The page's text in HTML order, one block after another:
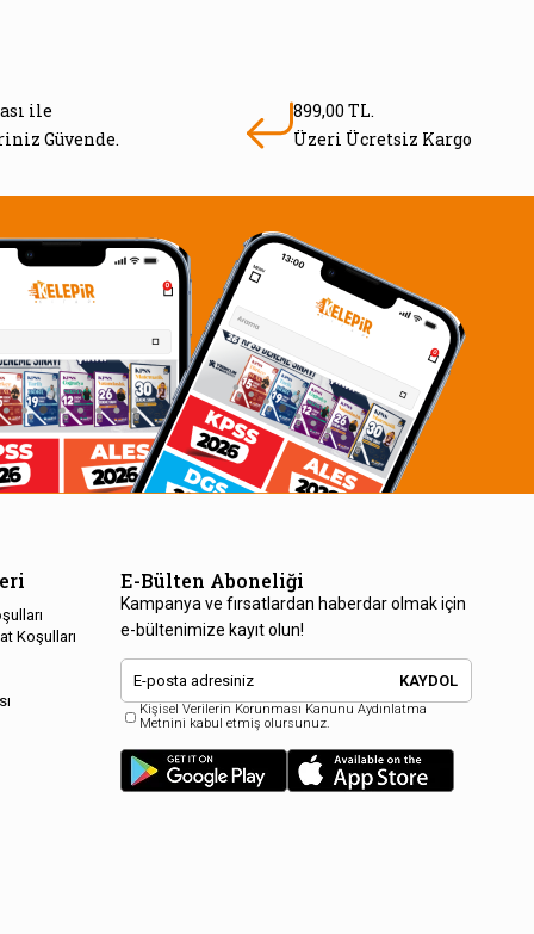
ile
Güvende.
899,00 TL.
Üzeri Ücretsiz Kargo
Koşulları
E-Bülten Aboneliği
Kampanya ve fırsatlardan haberdar olmak için
e-bültenimize kayıt olun!
KAYDOL
Kişisel Verilerin Korunması Kanunu Aydınlatma
Metnini kabul etmiş olursunuz.